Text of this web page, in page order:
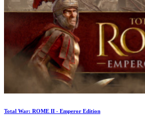
Total War: ROME II - Emperor Edition